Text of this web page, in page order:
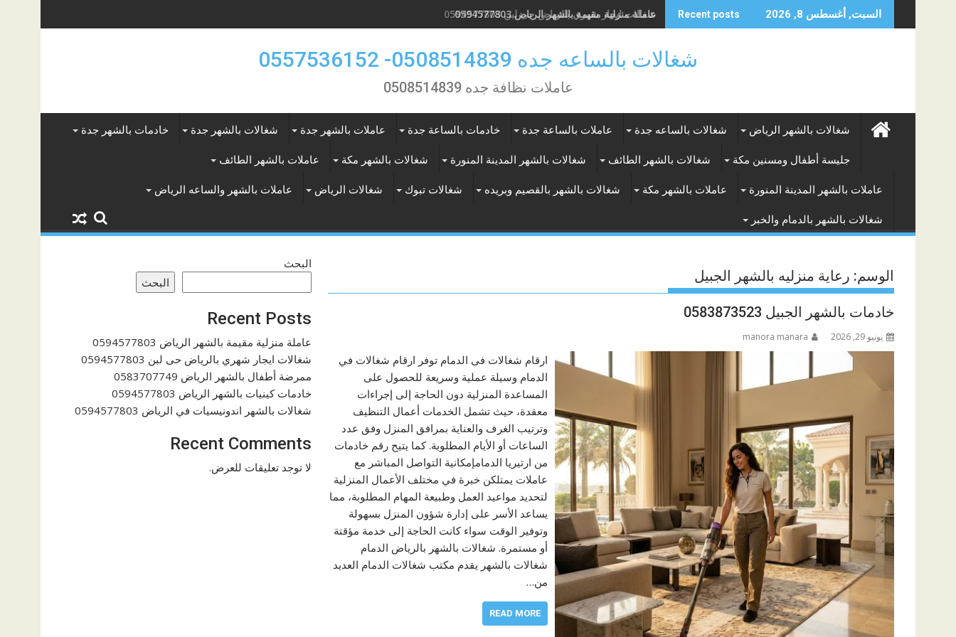
to
السبت, أغسطس 8, 2026 Recent posts شغالات ايجار شهري بالرياض حى لبن 0594577803
شغالات بالساعه جده 0508514839- 0557536152
عاملات نظافة جده 0508514839
شغالات بالشهر الرياض شغالات بالساعه جدة عاملات بالساعة جدة خادمات بالساعة جدة عاملات بالشهر جدة شغالات بالشهر جدة خادمات بالشهر جدة
جليسة أطفال ومسنين مكة شغالات بالشهر الطائف شغالات بالشهر المدينة المنورة شغالات بالشهر مكة عاملات بالشهر الطائف
عاملات بالشهر المدينة المنورة عاملات بالشهر مكة شغالات بالشهر بالقصيم وبريده شغالات تبوك شغالات الرياض عاملات بالشهر والساعه الرياض
شغالات بالشهر بالدمام والخبر
الوسم: رعاية منزليه بالشهر الجبيل
خادمات بالشهر الجبيل 0583873523
يونيو 29, 2026 manora manara
ارقام شغالات فى الدمام توفر ارقام شغالات في
الدمام وسيلة عملية وسريعة للحصول على
المساعدة المنزلية دون الحاجة إلى إجراءات
معقدة، حيث تشمل الخدمات أعمال التنظيف
وترتيب الغرف والعناية بمرافق المنزل وفق عدد
الساعات أو الأيام المطلوبة. كما يتيح رقم خادمات
من ارتيريا الدمامإمكانية التواصل المباشر مع
عاملات يمتلكن خبرة في مختلف الأعمال المنزلية
لتحديد مواعيد العمل وطبيعة المهام المطلوبة، مما
يساعد الأسر على إدارة شؤون المنزل بسهولة
وتوفير الوقت سواء كانت الحاجة إلى خدمة مؤقتة
أو مستمرة. شغالات بالشهر بالرياض الدمام
شغالات بالشهر يقدم مكتب شغالات الدمام العديد
من…
READ MORE
البحث
البحث
Recent Posts
عاملة منزلية مقيمة بالشهر الرياض 0594577803
شغالات ايجار شهري بالرياض حى لبن 0594577803
ممرضة أطفال بالشهر الرياض 0583707749
خادمات كينيات بالشهر الرياض 0594577803
شغالات بالشهر اندونيسيات في الرياض 0594577803
Recent Comments
لا توجد تعليقات للعرض.